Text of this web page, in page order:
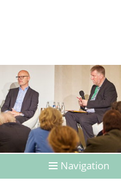
Navigation